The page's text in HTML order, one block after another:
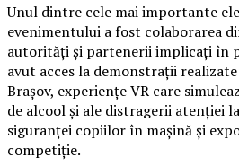
Unul dintre cele mai importante
evenimentului a fost colaborarea
autorități și partenerii implicați în
avut acces la demonstrații
Brașov, experiențe VR care
de alcool și ale distragerii atenției
siguranței copiilor în mașină și
competiție.